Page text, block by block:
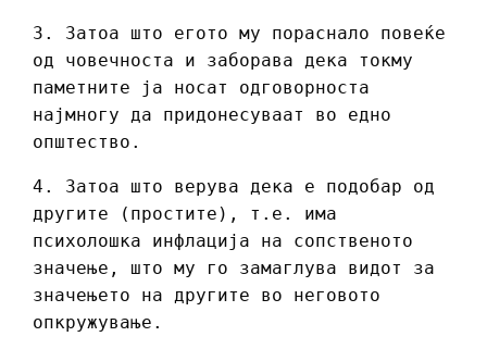
3. Затоа што егото му пораснало повеќе
од човечноста и заборава дека токму
паметните ја носат одговорноста
најмногу да придонесуваат во едно
општество.
4. Затоа што верува дека е подобар од
другите (простите), т.е. има
психолошка инфлација на сопственото
значење, што му го замаглува видот за
значењето на другите во неговото
опкружување.